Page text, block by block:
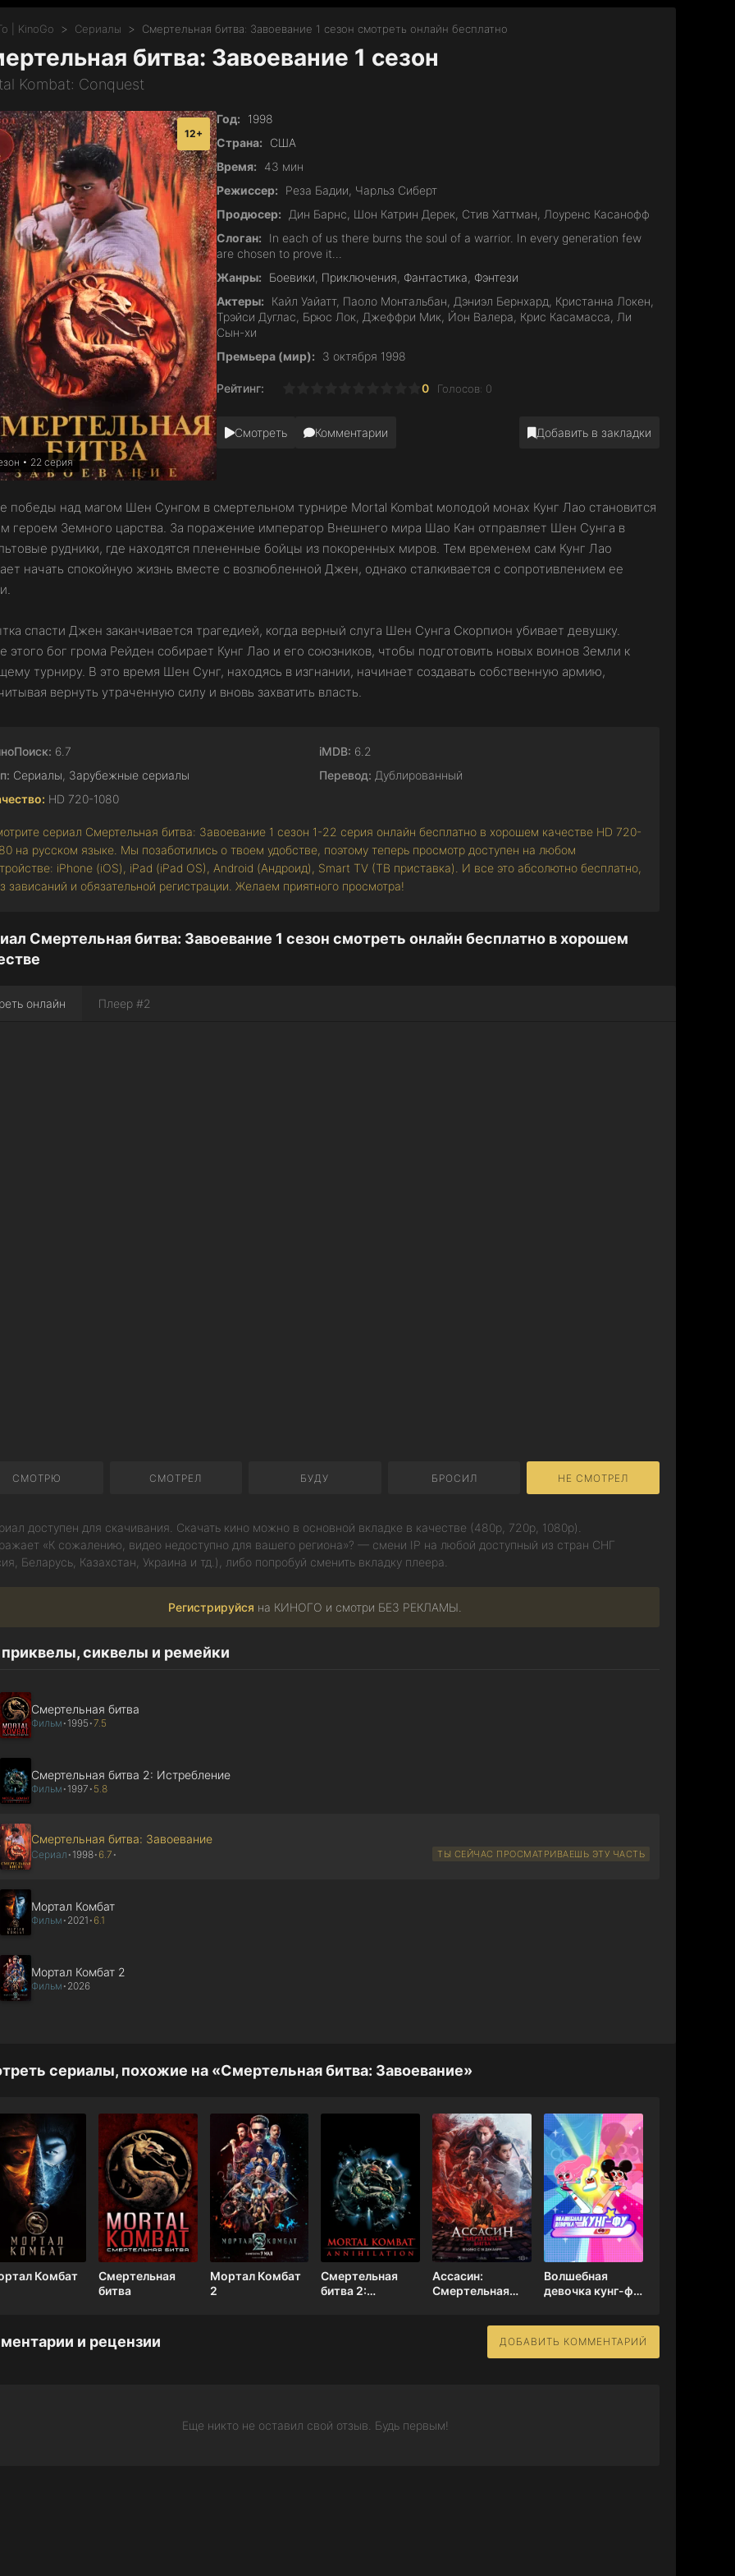
| KinoGo Сериалы Смертельная битва: Завоевание 1 сезон смотреть онлайн бесплатно
битва: Завоевание 1 сезон
Kombat: Conquest
• 22 серия
12+
Год:
1998
Страна:
США
Время:
43 мин
Режиссер:
Реза Бадии, Чарльз Сиберт
Продюсер:
Дин Барнс, Шон Катрин Дерек, Стив Хаттман, Лоуренс Касанофф
Слоган:
In each of us there burns the soul of a warrior. In every generation few
are chosen to prove it...
Жанры:
Боевики, Приключения, Фантастика, Фэнтези
Актеры:
Кайл Уайатт, Паоло Монтальбан, Дэниэл Бернхард, Кристанна Локен,
Трэйси Дуглас, Брюс Лок, Джеффри Мик, Йон Валера, Крис Касамасса, Ли
Сын-хи
Премьера (мир):
3 октября 1998
Рейтинг:
1 2 3 4 5 0 Голосов: 0
Смотреть Комментарии Добавить в закладки
победы над магом Шен Сунгом в смертельном турнире Mortal Kombat молодой монах Кунг Лао становится
героем Земного царства. За поражение император Внешнего мира Шао Кан отправляет Шен Сунга в
рудники, где находятся плененные бойцы из покоренных миров. Тем временем сам Кунг Лао
начать спокойную жизнь вместе с возлюбленной Джен, однако сталкивается с сопротивлением ее
спасти Джен заканчивается трагедией, когда верный слуга Шен Сунга Скорпион убивает девушку.
этого бог грома Рейден собирает Кунг Лао и его союзников, чтобы подготовить новых воинов Земли к
турниру. В это время Шен Сунг, находясь в изгнании, начинает создавать собственную армию,
вернуть утраченную силу и вновь захватить власть.
6.7 iMDB: 6.2
Сериалы, Зарубежные сериалы Перевод: Дублированный
HD 720-1080
сериал Смертельная битва: Завоевание 1 сезон 1-22 серия онлайн бесплатно в хорошем качестве HD 720-
на русском языке. Мы позаботились о твоем удобстве, поэтому теперь просмотр доступен на любом
iPhone (iOS), iPad (iPad OS), Android (Андроид), Smart TV (ТВ приставка). И все это абсолютно бесплатно,
зависаний и обязательной регистрации. Желаем приятного просмотра!
Смертельная битва: Завоевание 1 сезон смотреть онлайн бесплатно в хорошем
онлайн Плеер #2
СМОТРЮ СМОТРЕЛ БУДУ БРОСИЛ НЕ СМОТРЕЛ
доступен для скачивания. Скачать кино можно в основной вкладке в качестве (480p, 720p, 1080p).
«К сожалению, видео недоступно для вашего региона»? — смени IP на любой доступный из стран СНГ
Беларусь, Казахстан, Украина и тд.), либо попробуй сменить вкладку плеера.
Регистрируйся на КИНОГО и смотри БЕЗ РЕКЛАМЫ.
сиквелы и ремейки
Смертельная битва
Фильм • 1995 •7.5
Смертельная битва 2: Истребление
Фильм • 1997 • 5.8
Смертельная битва: Завоевание
Сериал • 1998• 6.7 • ТЫ СЕЙЧАС ПРОСМАТРИВАЕШЬ ЭТУ ЧАСТЬ
Мортал Комбат
Фильм • 2021 • 6.1
Мортал Комбат 2
Фильм • 2026
сериалы, похожие на «Смертельная битва: Завоевание»
Комбат
Смертельная
битва
Мортал Комбат
2
Смертельная
битва 2:
Ассасин:
Смертельная
Волшебная
девочка кунг-фу
и рецензии ДОБАВИТЬ КОММЕНТАРИЙ
Еще никто не оставил свой отзыв. Будь первым!